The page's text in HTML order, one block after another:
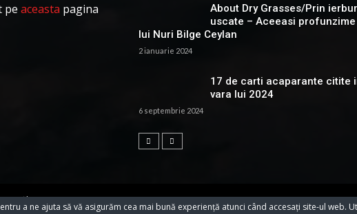
pe aceasta pagina
About Dry Grasses/Prin
uscate – Aceeasi profunzime
lui Nuri Bilge Ceylan
2 ianuarie 2024
17 de carti acaparante citite
vara lui 2024
6 septembrie 2024
Cartifilmepasiuni.ro
a ne ajuta să vă asigurăm cea mai bună experiență atunci când accesați site-ul